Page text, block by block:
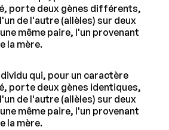
porte deux gènes différents,
de l'autre (allèles) sur deux
même paire, l'un provenant
la mère.
qui, pour un caractère
porte deux gènes identiques,
de l'autre (allèles) sur deux
même paire, l'un provenant
la mère.